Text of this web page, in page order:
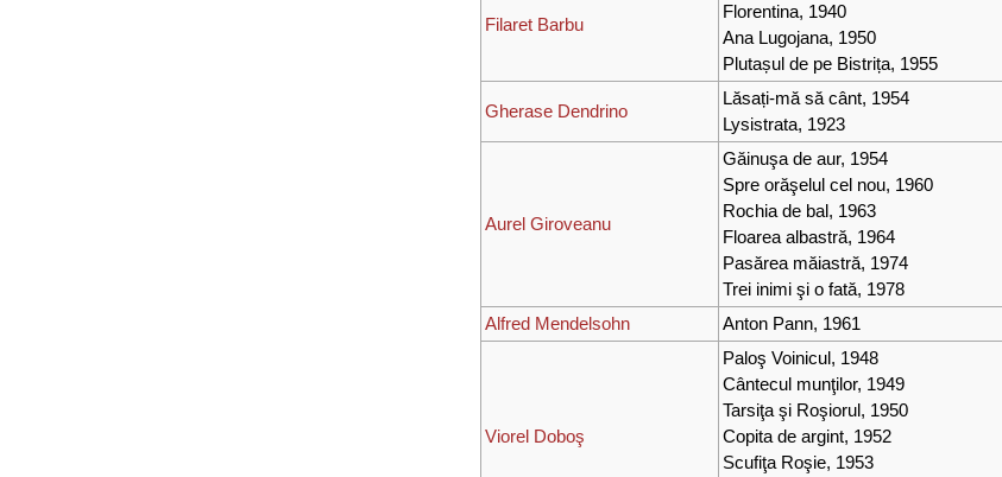
Filaret Barbu
Florentina, 1940
Ana Lugojana, 1950
Plutașul de pe Bistrița, 1955
Gherase Dendrino
Lăsați-mă să cânt, 1954
Lysistrata, 1923
Aurel Giroveanu
Găinuşa de aur, 1954
Spre orăşelul cel nou, 1960
Rochia de bal, 1963
Floarea albastră, 1964
Pasărea măiastră, 1974
Trei inimi şi o fată, 1978
Alfred Mendelsohn
Anton Pann, 1961
Viorel Doboş
Paloş Voinicul, 1948
Cântecul munţilor, 1949
Tarsiţa şi Roşiorul, 1950
Copita de argint, 1952
Scufiţa Roşie, 1953